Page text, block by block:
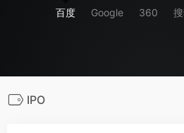
百度 Google 360
IPO